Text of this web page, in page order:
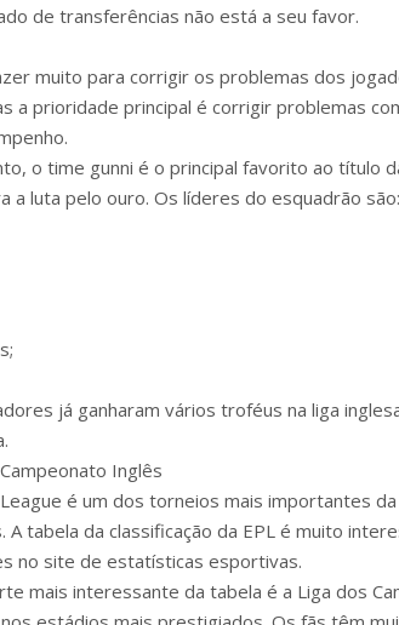
de transferências não está a seu favor.
muito para corrigir os problemas dos
a prioridade principal é corrigir problemas
o time gunni é o principal favorito ao título
a luta pelo ouro. Os líderes do esquadrão são:
já ganharam vários troféus na liga
Inglês
é um dos torneios mais importantes
A tabela da classificação da EPL é muito
no site de estatísticas esportivas.
mais interessante da tabela é a Liga dos